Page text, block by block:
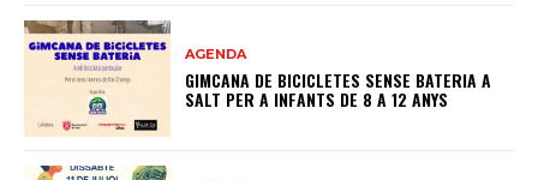
AGENDA
GIMCANA DE BICICLETES SENSE BATERIA A
SALT PER A INFANTS DE 8 A 12 ANYS